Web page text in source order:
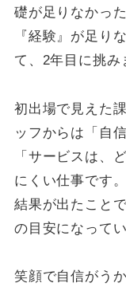
礎が足りなかっ
『経験』が足り
て、2年目に挑み
初出場で見えた
ッフからは「自
「サービスは、
にくい仕事です
結果が出たこと
の目安になって
笑顔で自信がう